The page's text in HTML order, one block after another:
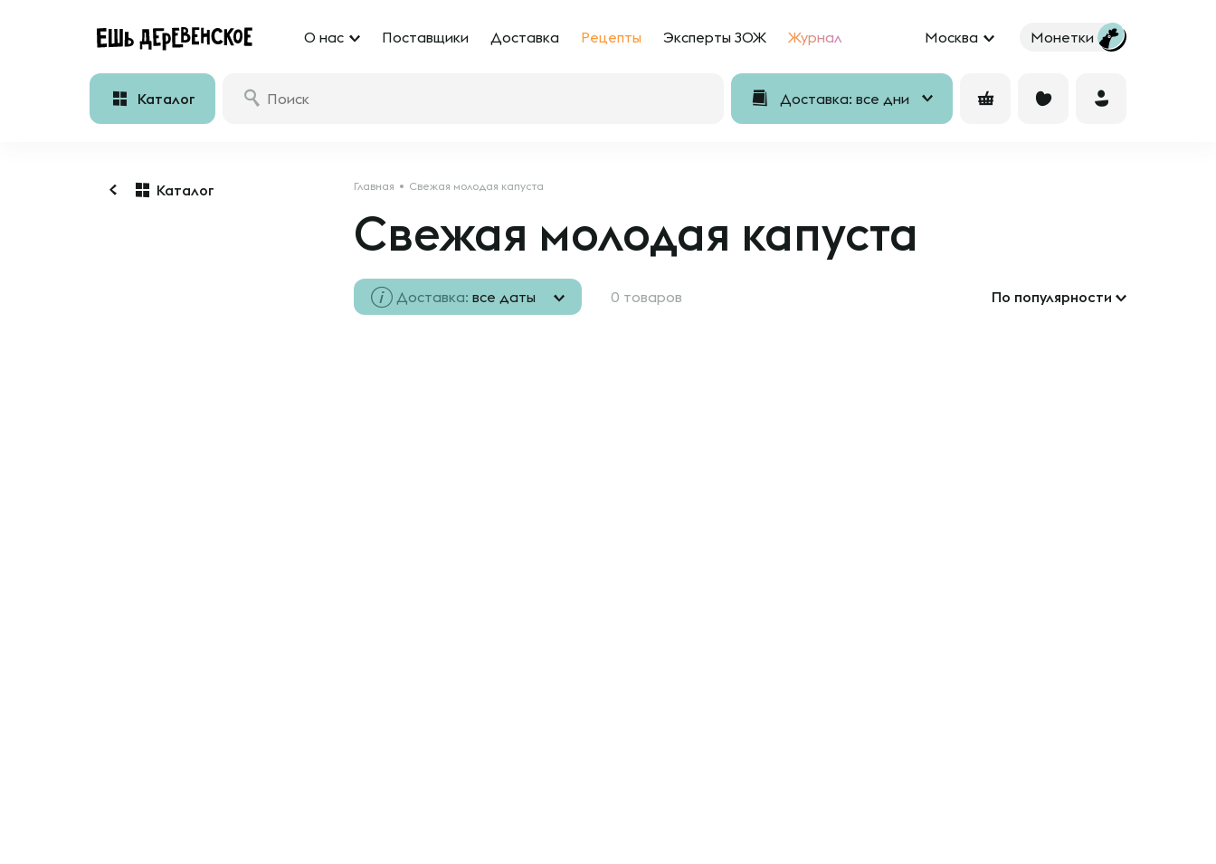
О нас Поставщики Доставка Рецепты Эксперты ЗОЖ Журнал Москва Монетки
Каталог Доставка: все дни
Каталог Главная Свежая молодая капуста
Свежая молодая капуста
Доставка: все даты 0 товаров По популярности